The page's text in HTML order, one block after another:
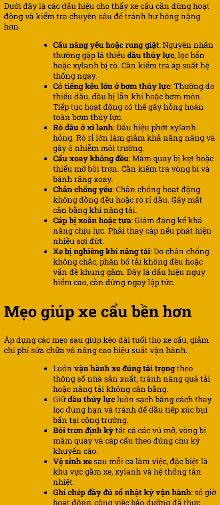
Dưới đây là các dấu hiệu cho thấy xe cẩu cần dừng hoạt
động và kiểm tra chuyên sâu để tránh hư hỏng nặng
hơn.
Cẩu nâng yếu hoặc rung giật: Nguyên nhân
thường gặp là thiếu dầu thủy lực, lọc bẩn
hoặc xylanh bị rò. Cần kiểm tra áp suất hệ
thống ngay.
Có tiếng kêu lớn ở bơm thủy lực: Thường do
thiếu dầu, dầu bị lẫn khí hoặc bơm mòn.
Tiếp tục hoạt động có thể gây hỏng hoàn
toàn bơm thủy lực.
Rò dầu ở xi lanh: Dấu hiệu phớt xylanh
hỏng. Rò rỉ lớn làm giảm khả năng nâng và
gây ô nhiễm môi trường.
Cẩu xoay không đều: Mâm quay bị kẹt hoặc
thiếu mỡ bôi trơn. Cần kiểm tra vòng bi và
bánh răng xoay.
Chân chống yếu: Chân chống hoạt động
không đồng đều hoặc rò rỉ dầu. Gây mất
cân bằng khi nâng tải.
Cáp bị xoắn hoặc tưa: Giảm đáng kể khả
năng chịu lực. Phải thay cáp nếu phát hiện
nhiều sợi đứt.
Xe bị nghiêng khi nâng tải: Do chân chống
không chắc, phân bổ tải không đều hoặc
vấn đề khung gầm. Đây là dấu hiệu nguy
hiểm cao, cần dừng ngay lập tức.
Mẹo giúp xe cẩu bền hơn
Áp dụng các mẹo sau giúp kéo dài tuổi thọ xe cẩu, giảm
chi phí sửa chữa và nâng cao hiệu suất vận hành.
Luôn vận hành xe đúng tải trọngtheo
thông số nhà sản xuất, tránh nâng quá tải
hoặc nâng tải không cân bằng.
Giữdầu thủy lựcluôn sạch bằng cách thay
lọc đúng hạn và tránh để dầu tiếp xúc bụi
bẩn tại công trường.
Bôi trơn định kỳtất cả các vú mỡ, vòng bi
mâm quay và cáp cẩu theo đúng chu kỳ
khuyến cáo.
Vệ sinh xesau mỗi ca làm việc, đặc biệt là
khu vực gầm xe, xylanh và hệ thống tản
nhiệt.
Ghi chép đầy đủ sổ nhật ký vận hành: số giờ
hoạt động, công việc bảo dưỡng đã thực